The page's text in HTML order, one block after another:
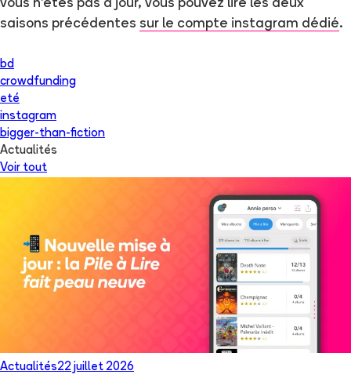
vous n'êtes pas à jour, vous pouvez lire les deux
saisons précédentes sur le compte instagram dédié.
bd
crowdfunding
eté
instagram
bigger-than-fiction
Actualités
Voir tout
Actualités22 juillet 2026